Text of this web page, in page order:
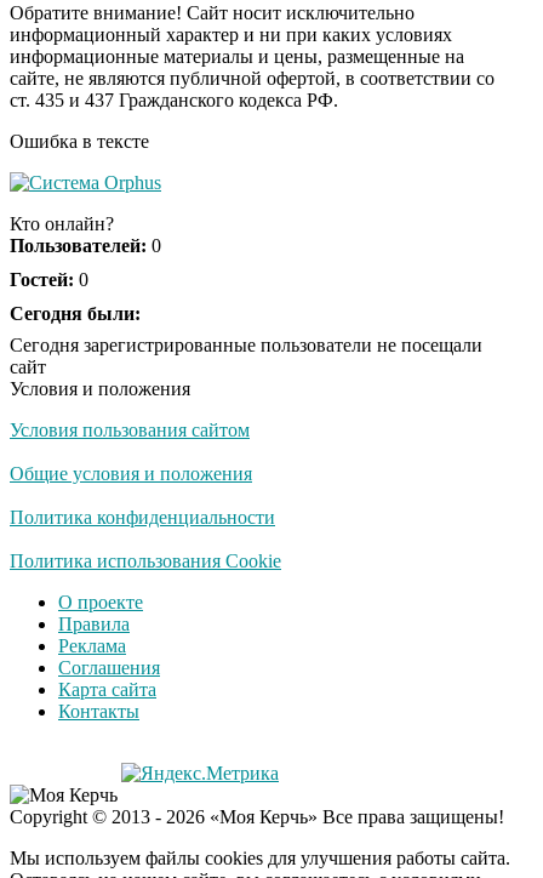
i
Ролик длится пару
секунд, но вы будете в
шоке от увиденного
Ролик из Омска: вы
Ржу не переставая, это
не раз
Скрытая камера на
люди вытворяют, когда
Ролик длится
смеяться вы будете
Королева вагона
отожгла! Видео не
оставит равнодушным
Борисовой душил ее
из-за макарон
Обратите внимание! Сайт носит исключительно
информационный характер и ни при каких условиях
информационные материалы и цены, размещенные на
сайте, не являются публичной офертой, в соответствии со
ст. 435 и 437 Гражданского кодекса РФ.
Ошибка в тексте
Кто онлайн?
Пользователей: 0
Гостей: 0
Сегодня были:
Сегодня зарегистрированные пользователи не посещали
сайт
Условия и положения
Условия пользования сайтом
Общие условия и положения
Политика конфиденциальности
Политика использования Cookie
О проекте
Правила
Реклама
Соглашения
Карта сайта
Контакты
Copyright © 2013 - 2026 «Моя Керчь» Все права защищены!
Мы используем файлы cookies для улучшения работы сайта.